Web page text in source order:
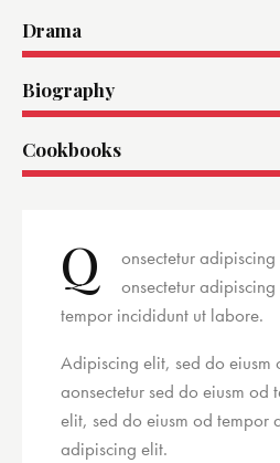
Drama
Biography
Cookbooks
Q
onsectetur
onsectetur
tempor incididunt ut labore.
Adipiscing elit, sed do eiusm
aonsectetur sed do eiusm od
elit, sed do eiusm od tempor
adipiscing elit.